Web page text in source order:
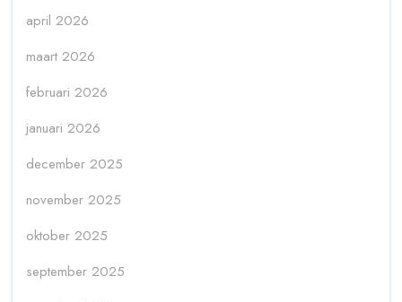
april 2026
maart 2026
februari 2026
januari 2026
december 2025
november 2025
oktober 2025
september 2025